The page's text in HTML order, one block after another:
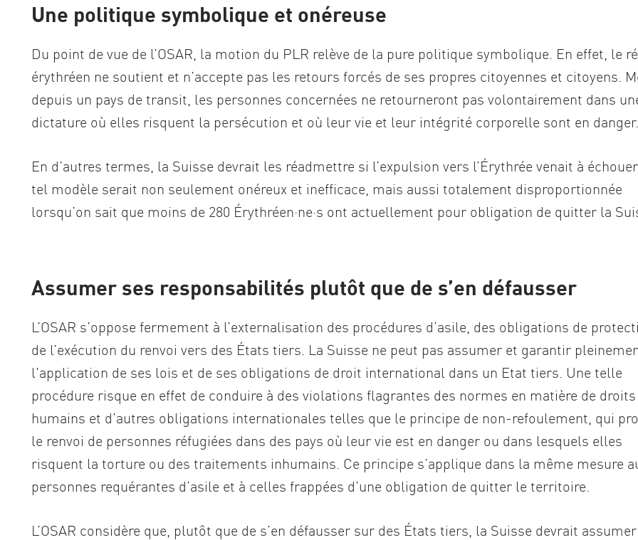
Une politique symbolique et onéreuse
Du point de vue de l’OSAR, la motion du PLR relève de la pure politique symbolique. En effet, le
érythréen ne soutient et n’accepte pas les retours forcés de ses propres citoyennes et citoyens.
depuis un pays de transit, les personnes concernées ne retourneront pas volontairement dans
dictature où elles risquent la persécution et où leur vie et leur intégrité corporelle sont en danger.
En d’autres termes, la Suisse devrait les réadmettre si l’expulsion vers l’Érythrée venait à
tel modèle serait non seulement onéreux et inefficace, mais aussi totalement disproportionnée
lorsqu’on sait que moins de 280 Érythréen·ne·s ont actuellement pour obligation de quitter la
Assumer ses responsabilités plutôt que de s’en défausser
L’OSAR s’oppose fermement à l’externalisation des procédures d’asile, des obligations de
de l’exécution du renvoi vers des États tiers. La Suisse ne peut pas assumer et garantir
l'application de ses lois et de ses obligations de droit international dans un Etat tiers. Une telle
procédure risque en effet de conduire à des violations flagrantes des normes en matière de droits
humains et d’autres obligations internationales telles que le principe de non-refoulement, qui
le renvoi de personnes réfugiées dans des pays où leur vie est en danger ou dans lesquels elles
risquent la torture ou des traitements inhumains. Ce principe s’applique dans la même mesure
personnes requérantes d’asile et à celles frappées d’une obligation de quitter le territoire.
L’OSAR considère que, plutôt que de s’en défausser sur des États tiers, la Suisse devrait